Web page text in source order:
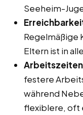
Seeheim-
Regelmäßige
Eltern ist in
Arbeitszeiten
festere
während
flexiblere, oft